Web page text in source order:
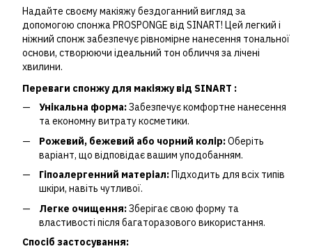
Надайте своєму макіяжу бездоганний вигляд за
допомогою спонжа PROSPONGE від SINART! Цей легкий і
ніжний спонж забезпечує рівномірне нанесення тональної
основи, створюючи ідеальний тон обличчя за лічені
хвилини.
Переваги спонжу для макіяжу від SINART :
Унікальна форма:Забезпечує комфортне нанесення
та економну витрату косметики.
Рожевий, бежевий або чорний колір:Оберіть
варіант, що відповідає вашим уподобанням.
Гіпоалергенний матеріал:Підходить для всіх типів
шкіри, навіть чутливої.
Легке очищення:Зберігає свою форму та
властивості після багаторазового використання.
Спосіб застосування: